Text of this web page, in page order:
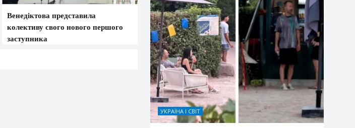
Венедіктова представила
колективу свого нового першого
заступника
УКРАЇНА І СВІТ